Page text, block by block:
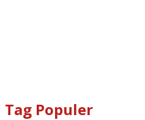
Tag Populer